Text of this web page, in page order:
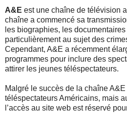
A&E est une chaîne de télévision
chaîne a commencé sa
les biographies, les
particulièrement au sujet des
Cependant, A&E a récemment
programmes pour inclure des
attirer les jeunes téléspectateurs.
Malgré le succès de la chaîne
téléspectateurs Américains, mais
l’accès au site web est réservé